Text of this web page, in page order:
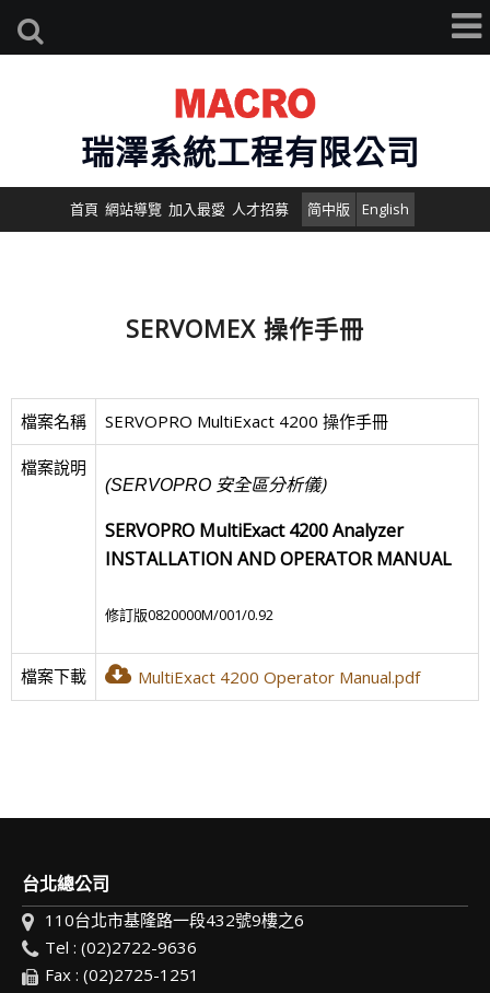
瑞澤系統工程有限公司
首頁 網站導覽 加入最愛 人才招募 简中版 English
SERVOMEX 操作手冊
檔案名稱 SERVOPRO MultiExact 4200 操作手冊
檔案說明
(SERVOPRO 安全區分析儀)
SERVOPRO MultiExact 4200 Analyzer
INSTALLATION AND OPERATOR MANUAL
修訂版0820000M/001/0.92
檔案下載 MultiExact 4200 Operator Manual.pdf
台北總公司
110台北市基隆路一段432號9樓之6
Tel : (02)2722-9636
Fax : (02)2725-1251